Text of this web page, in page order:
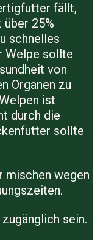
fällt,
25%
schnelles
Welpe sollte
von
Organen zu
ist
durch die
sollte
wegen
sein.